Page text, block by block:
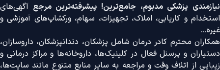
نیازمندی پزشکی مدبوم، جامع‌ترین! پیشرفته‌ترین مرجع آگهی‌های
استخدام و کاریابی، املاک، تجهیزات، سهام، ورکشاپ‌های آموزشی و
غیره...
همکاران محترم کادر درمان شامل پزشکان، دندانپزشکان، داروسازان،
دستیاران و پرسنل فعال در کلینیک‌ها، داروخانه‌ها و مراکز درمانی و
زیبایی از اتلاف وقت و مراجعه به سایر منابع متنوع مانند سایت‌ها،